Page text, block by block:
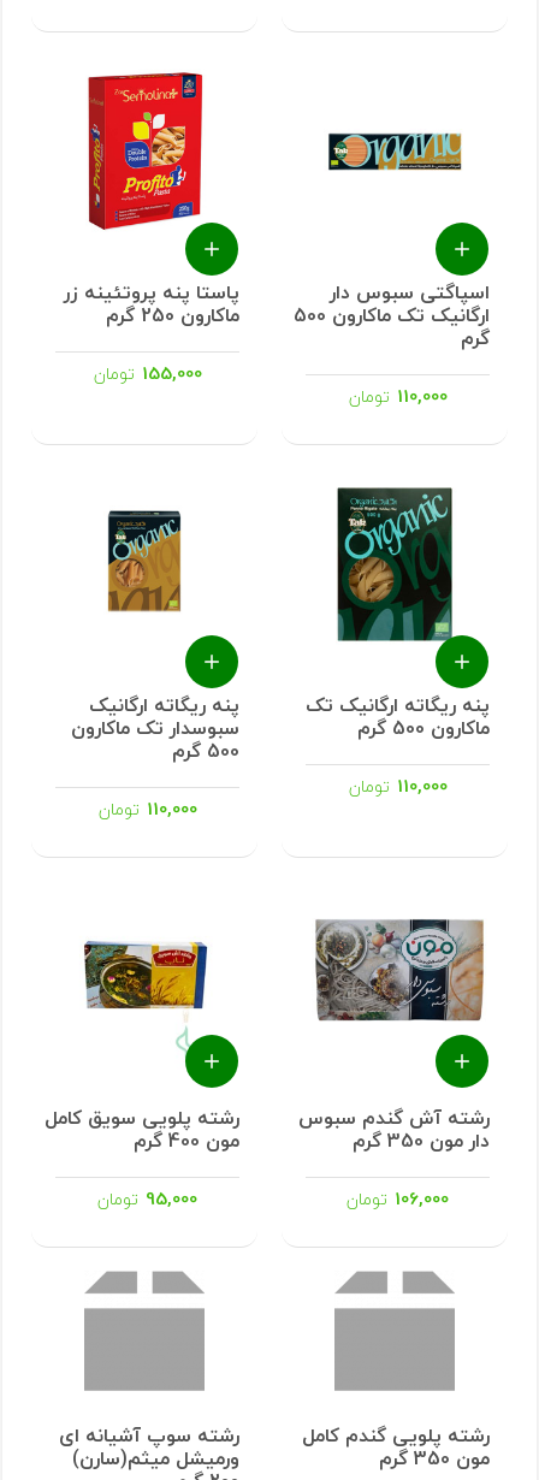
اسپاگتی سبوس دار
ارگانیک تک ماکارون 500
گرم
110,000 تومان
پاستا پنه پروتئینه زر
ماکارون 250 گرم
155,000 تومان
پنه ریگاته ارگانیک تک
ماکارون 500 گرم
110,000 تومان
پنه ریگاته ارگانیک
سبوسدار تک ماکارون
500 گرم
110,000 تومان
رشته آش گندم سبوس
دار مون 350 گرم
106,000 تومان
رشته پلویی سویق کامل
مون 400 گرم
95,000 تومان
رشته پلویی گندم کامل
مون 350 گرم
رشته سوپ آشیانه ای
ورمیشل میثم(سارن)